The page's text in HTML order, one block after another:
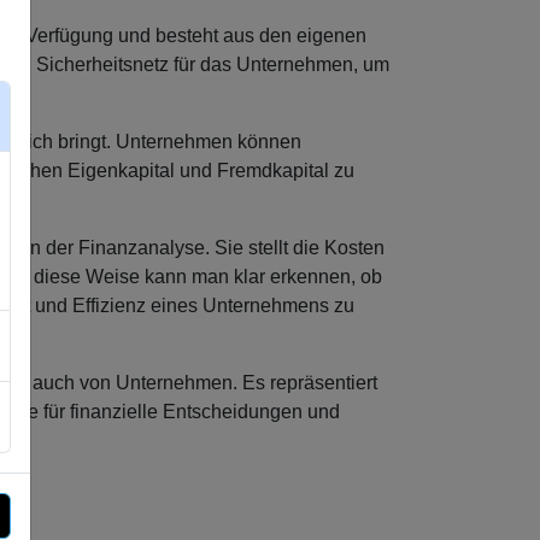
Verfügung und besteht aus den eigenen
Sicherheitsnetz für das Unternehmen, um
sich bringt. Unternehmen können
Eigenkapital und Fremdkapital zu
in der Finanzanalyse. Sie stellt die Kosten
diese Weise kann man klar erkennen, ob
und Effizienz eines Unternehmens zu
auch von Unternehmen. Es repräsentiert
für finanzielle Entscheidungen und